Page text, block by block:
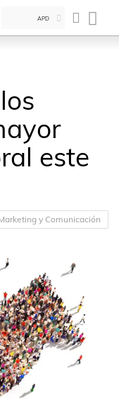
APD
este
y Comunicación